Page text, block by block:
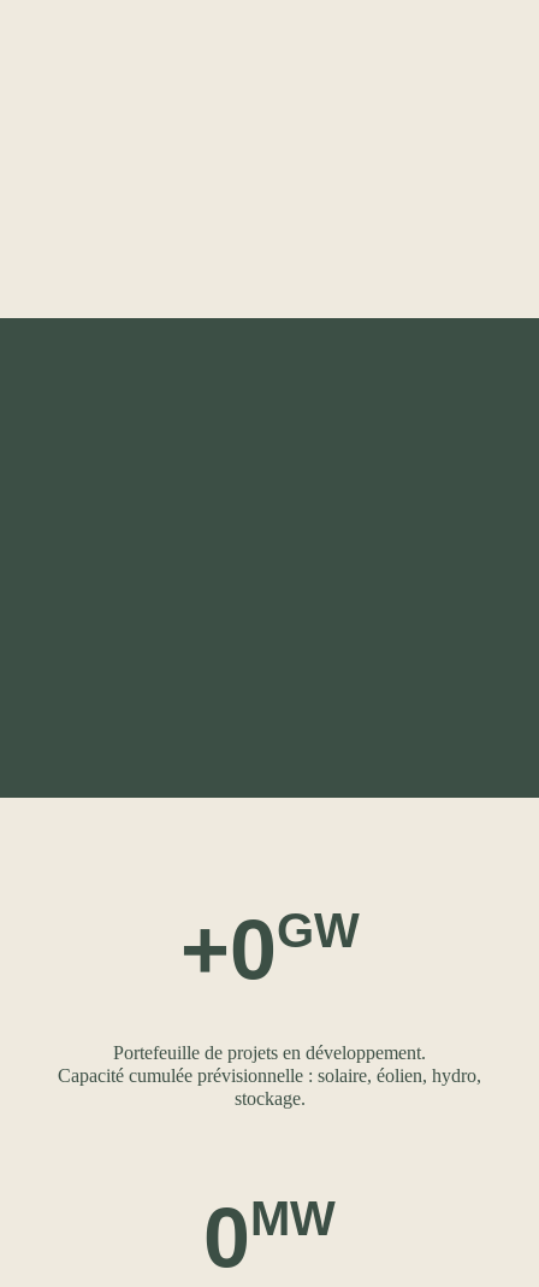
+0GW
Portefeuille de projets en développement.
Capacité cumulée prévisionnelle : solaire, éolien, hydro,
stockage.
0MW